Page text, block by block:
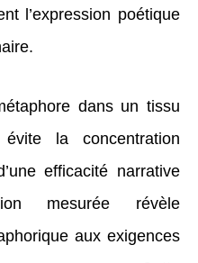
l’expression poétique
dans un tissu
la concentration
efficacité narrative
mesurée révèle
aux exigences